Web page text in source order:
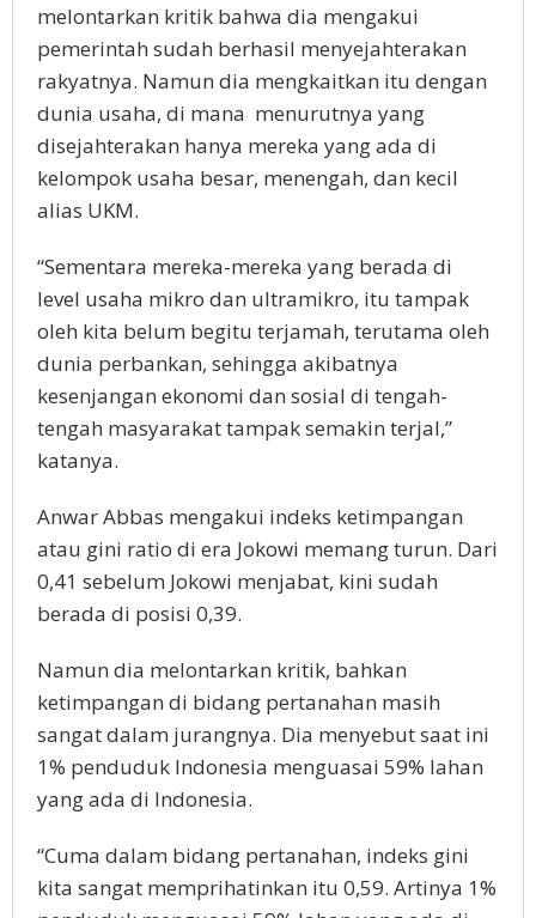
melontarkan kritik bahwa dia mengakui
pemerintah sudah berhasil menyejahterakan
rakyatnya. Namun dia mengkaitkan itu dengan
dunia usaha, di mana menurutnya yang
disejahterakan hanya mereka yang ada di
kelompok usaha besar, menengah, dan kecil
alias UKM.
“Sementara mereka-mereka yang berada di
level usaha mikro dan ultramikro, itu tampak
oleh kita belum begitu terjamah, terutama oleh
dunia perbankan, sehingga akibatnya
kesenjangan ekonomi dan sosial di tengah-
tengah masyarakat tampak semakin terjal,”
katanya.
Anwar Abbas mengakui indeks ketimpangan
atau gini ratio di era Jokowi memang turun. Dari
0,41 sebelum Jokowi menjabat, kini sudah
berada di posisi 0,39.
Namun dia melontarkan kritik, bahkan
ketimpangan di bidang pertanahan masih
sangat dalam jurangnya. Dia menyebut saat ini
1% penduduk Indonesia menguasai 59% lahan
yang ada di Indonesia.
“Cuma dalam bidang pertanahan, indeks gini
kita sangat memprihatinkan itu 0,59. Artinya 1%